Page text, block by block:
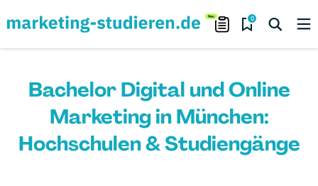
0
Bachelor Digital und Online
Marketing in München:
Hochschulen & Studiengänge